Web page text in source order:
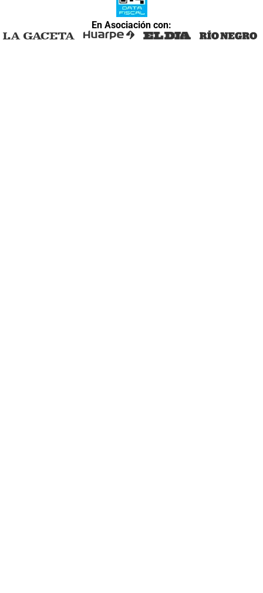
En Asociación con: